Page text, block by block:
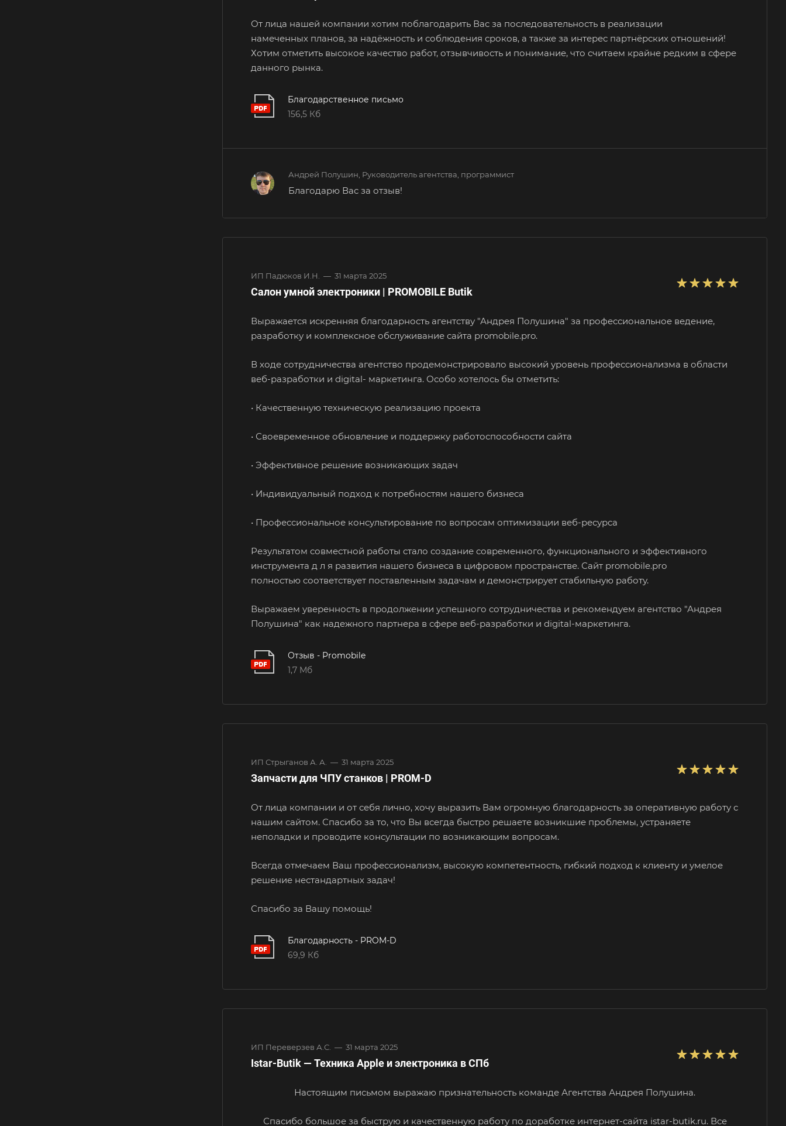
От лица нашей компании хотим поблагодарить Вас за последовательность в реализации
намеченных планов, за надёжность и соблюдения сроков, а также за интерес партнёрских отношений!
Хотим отметить высокое качество работ, отзывчивость и понимание, что считаем крайне редким в сфере
данного рынка.
Благодарственное письмо
156,5 Кб
Андрей Полушин, Руководитель агентства, программист
Благодарю Вас за отзыв!
ИП Падюков И.Н. — 31 марта 2025
Салон умной электроники | PROMOBILE Butik
Выражается искренняя благодарность агентству "Андрея Полушина" за профессиональное ведение,
разработку и комплексное обслуживание сайта promobile.pro.
В ходе сотрудничества агентство продемонстрировало высокий уровень профессионализма в области
веб-разработки и digital- маркетинга. Особо хотелось бы отметить:
• Качественную техническую реализацию проекта
• Своевременное обновление и поддержку работоспособности сайта
• Эффективное решение возникающих задач
• Индивидуальный подход к потребностям нашего бизнеса
• Профессиональное консультирование по вопросам оптимизации веб-ресурса
Результатом совместной работы стало создание современного, функционального и эффективного
инструмента д л я развития нашего бизнеса в цифровом пространстве. Сайт promobile.pro
полностью соответствует поставленным задачам и демонстрирует стабильную работу.
Выражаем уверенность в продолжении успешного сотрудничества и рекомендуем агентство "Андрея
Полушина" как надежного партнера в сфере веб-разработки и digital-маркетинга.
Отзыв - Promobile
1,7 Мб
ИП Стрыганов А. А. — 31 марта 2025
Запчасти для ЧПУ станков | PROM-D
От лица компании и от себя лично, хочу выразить Вам огромную благодарность за оперативную работу с
нашим сайтом. Спасибо за то, что Вы всегда быстро решаете возникшие проблемы, устраняете
неполадки и проводите консультации по возникающим вопросам.
Всегда отмечаем Ваш профессионализм, высокую компетентность, гибкий подход к клиенту и умелое
решение нестандартных задач!
Спасибо за Вашу помощь!
Благодарность - PROM-D
69,9 Кб
ИП Переверзев А.С. — 31 марта 2025
Istar-Butik — Техника Apple и электроника в СПб
Настоящим письмом выражаю признательность команде Агентства Андрея Полушина.
Спасибо большое за быструю и качественную работу по доработке интернет-сайта istar-butik.ru. Все